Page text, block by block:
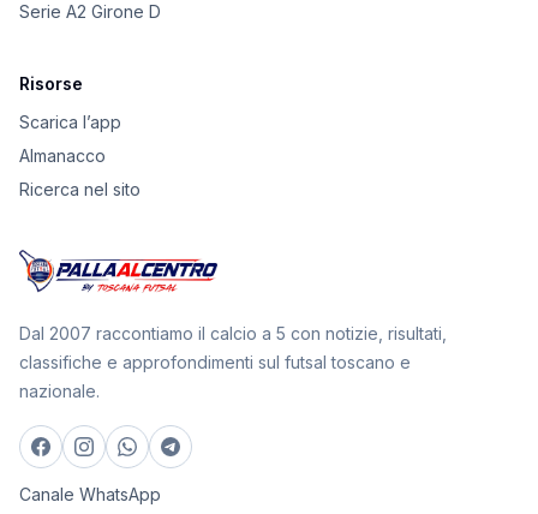
Serie A2 Girone D
Risorse
Scarica l’app
Almanacco
Ricerca nel sito
Dal 2007 raccontiamo il calcio a 5 con notizie, risultati,
classifiche e approfondimenti sul futsal toscano e
nazionale.
Canale WhatsApp